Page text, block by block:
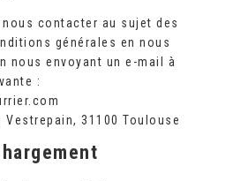
contacter au sujet des
générales en nous
nous envoyant un e-mail à
:
Vestrepain, 31100 Toulouse